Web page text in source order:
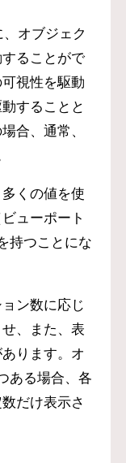
オブジェク
ることがで
視性を駆動
することと
合、通常、
くの値を使
ューポート
持つことにな
ン数に応じ
、また、表
ります。オ
ある場合、各
だけ表示さ